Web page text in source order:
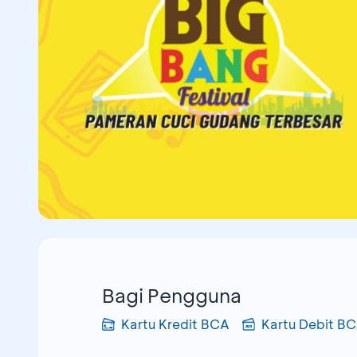
Bagi Pengguna
Kartu Kredit BCA Kartu Debit